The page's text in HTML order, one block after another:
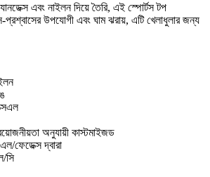
এবং নাইলন দিয়ে তৈরি, এই স্পোর্টস টপ
প্রশ্বাসের উপযোগী এবং ঘাম ঝরায়, এটি খেলাধুলার জন্য
অনুযায়ী কাস্টমাইজড
ফেডেক্স দ্বারা
সি